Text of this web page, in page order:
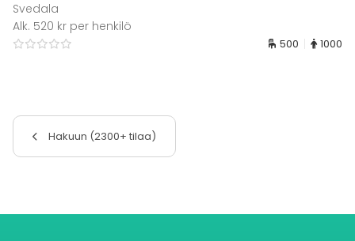
Svedala
Alk. 520 kr per henkilö
500 1000
Hakuun (2300+ tilaa)